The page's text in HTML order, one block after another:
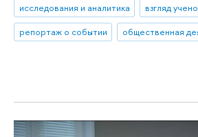
исследования и аналитика
взгляд
репортаж о событии
общественная